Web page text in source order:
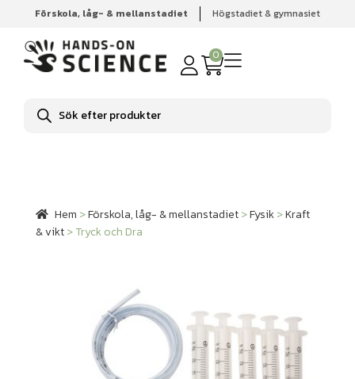
Förskola, låg- & mellanstadiet Högstadiet & gymnasiet
0
Produktsökning
Hem Förskola, låg- & mellanstadiet Fysik
Kraft & vikt
Tryck och Dra
Hem >Förskola, låg- & mellanstadiet>Fysik>Kraft
& vikt>Tryck och Dra